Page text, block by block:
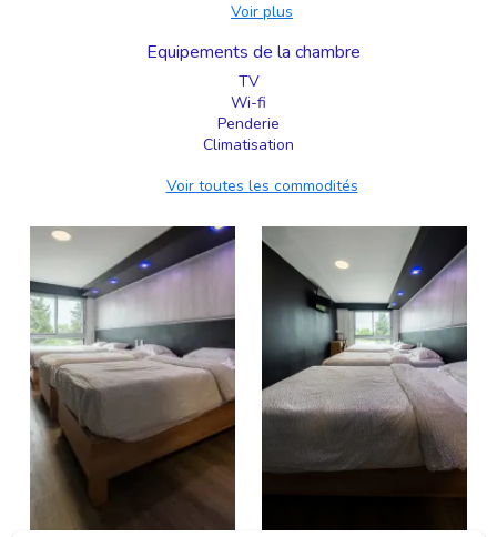
Voir plus
Equipements de la chambre
TV
Wi-fi
Penderie
Climatisation
Voir toutes les commodités